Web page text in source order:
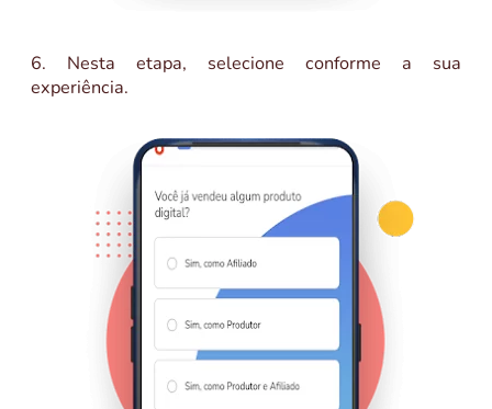
6. Nesta etapa, selecione conforme a sua
experiência.